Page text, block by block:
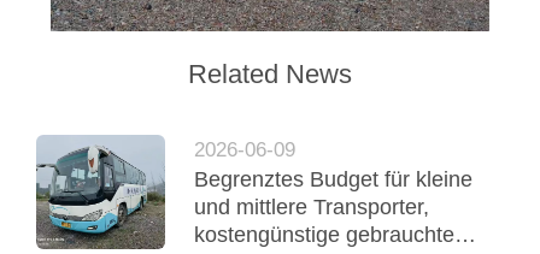
Related News
2026-06-09
Begrenztes Budget für kleine
und mittlere Transporter,
kostengünstige gebrauchte